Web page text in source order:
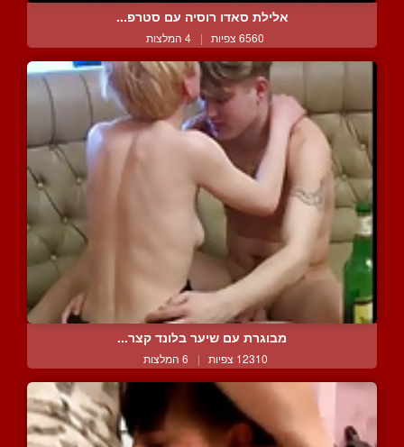
אלילת סאדו רוסיה עם סטרפ...
6560 צפיות | 4 המלצות
מבוגרת עם שיער בלונד קצר...
12310 צפיות | 6 המלצות